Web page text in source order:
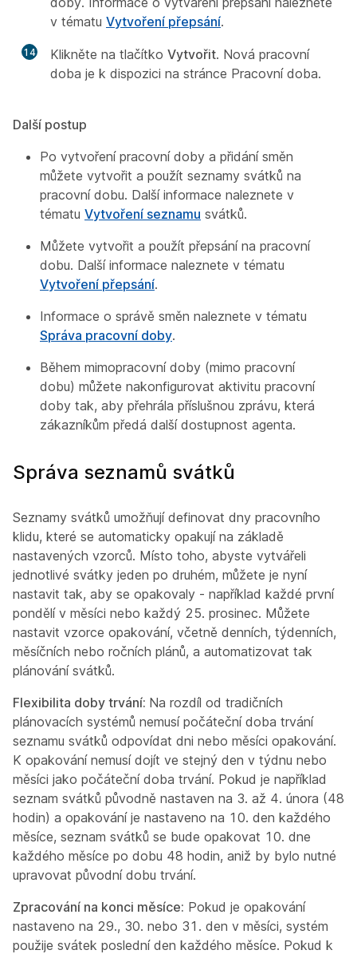
v tématu Vytvoření přepsání.
14 Klikněte na tlačítko Vytvořit. Nová pracovní
doba je k dispozici na stránce Pracovní doba.
Další postup
Po vytvoření pracovní doby a přidání směn
můžete vytvořit a použít seznamy svátků na
pracovní dobu. Další informace naleznete v
tématu Vytvoření seznamu svátků.
Můžete vytvořit a použít přepsání na pracovní
dobu. Další informace naleznete v tématu
Vytvoření přepsání.
Informace o správě směn naleznete v tématu
Správa pracovní doby.
Během mimopracovní doby (mimo pracovní
dobu) můžete nakonfigurovat aktivitu pracovní
doby tak, aby přehrála příslušnou zprávu, která
zákazníkům předá další dostupnost agenta.
Správa seznamů svátků
Seznamy svátků umožňují definovat dny pracovního
klidu, které se automaticky opakují na základě
nastavených vzorců. Místo toho, abyste vytvářeli
jednotlivé svátky jeden po druhém, můžete je nyní
nastavit tak, aby se opakovaly - například každé první
pondělí v měsíci nebo každý 25. prosinec. Můžete
nastavit vzorce opakování, včetně denních, týdenních,
měsíčních nebo ročních plánů, a automatizovat tak
plánování svátků.
Flexibilita doby trvání: Na rozdíl od tradičních
plánovacích systémů nemusí počáteční doba trvání
seznamu svátků odpovídat dni nebo měsíci opakování.
K opakování nemusí dojít ve stejný den v týdnu nebo
měsíci jako počáteční doba trvání. Pokud je například
seznam svátků původně nastaven na 3. až 4. února (48
hodin) a opakování je nastaveno na 10. den každého
měsíce, seznam svátků se bude opakovat 10. dne
každého měsíce po dobu 48 hodin, aniž by bylo nutné
upravovat původní dobu trvání.
Zpracování na konci měsíce: Pokud je opakování
nastaveno na 29., 30. nebo 31. den v měsíci, systém
použije svátek poslední den každého měsíce. Pokud k